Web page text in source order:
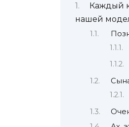
Каждый
нашей